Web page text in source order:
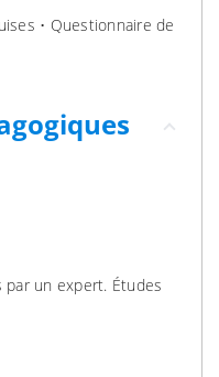
• Questionnaire de
un expert. Études